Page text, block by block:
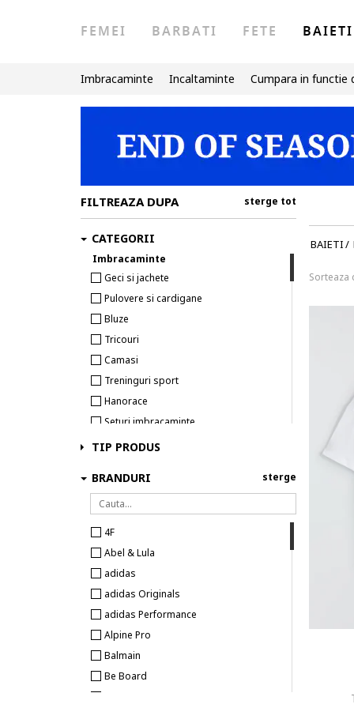
FEMEI BARBATI FETE BAIETI
Imbracaminte Incaltaminte Cumpara in functie
BAIETI/
Sorteaza
FILTREAZA DUPA sterge tot
CATEGORII
Imbracaminte
Geci si jachete
Pulovere si cardigane
Bluze
Tricouri
Camasi
Treninguri sport
Hanorace
Seturi imbracaminte
Pantaloni si salopete
Imbracaminte pentru casa
TIP PRODUS
BRANDURI
4F
Abel & Lula
adidas
adidas Originals
adidas Performance
Alpine Pro
Balmain
Be Board
sterge